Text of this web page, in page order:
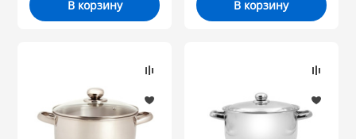
В корзину В корзину